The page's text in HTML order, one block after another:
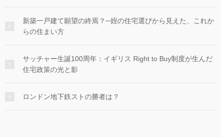
新築一戸建て願望の終焉？─姪の住宅選びから見えた、これか
らの住まい方
サッチャー生誕100周年：イギリス Right to Buy制度が生んだ
住宅政策の光と影
ロンドン地下鉄ストの勝者は？